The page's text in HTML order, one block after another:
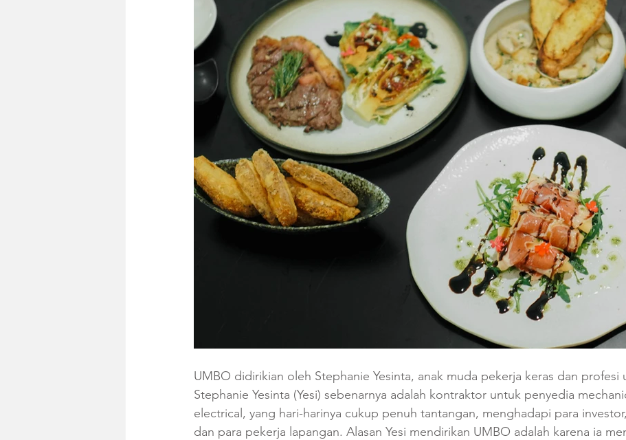
UMBO didirikian oleh Stephanie Yesinta, anak muda pekerja keras dan profesi
Stephanie Yesinta (Yesi) sebenarnya adalah kontraktor untuk penyedia
electrical, yang hari-harinya cukup penuh tantangan, menghadapi para
dan para pekerja lapangan. Alasan Yesi mendirikan UMBO adalah karena ia